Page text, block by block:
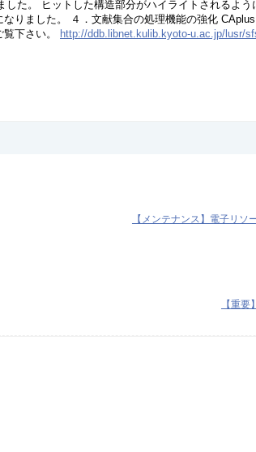
した。 ヒットした構造部分がハイライトされるよ
りました。 ４．文献集合の処理機能の強化
下さい。
http://ddb.libnet.kulib.kyoto-u.ac.jp/lusr/
【メンテナンス】電子リ
【重